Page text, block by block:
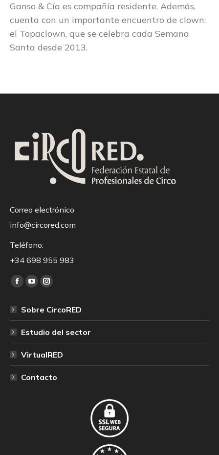
Ganso & Cía es compañía residente. Además,
cuenta con un importante encuentro de clown:
el Topaclown, que se celebra cada Semana
Santa desde 2013.
Correo electrónico
info@circored.com
Teléfono:
+34 698 955 983
Encuéntranos en:
Facebook
opens
new
window
YouTube
opens
new
window
Instagram
opens
new
window
Sobre CircoRED
Estudio del sector
VirtualRED
Contacto